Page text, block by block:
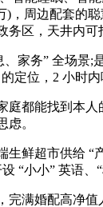
)，周边配套的
务区，天井内可
务” 全场景;是
定位，2 小时
都能找到本人
虑。
超市供给 “产
“小小” 英语、
婚配高净值